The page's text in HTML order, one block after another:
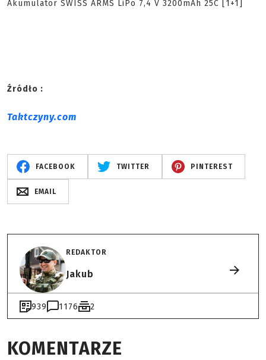
Akumulator SWISS ARMS LiPo 7,4 V 3200mAh 25C [1+1]
Źródło :
Taktczyny.com
FACEBOOK TWITTER PINTEREST
EMAIL
REDAKTOR
Jakub
939 1176 2
KOMENTARZE